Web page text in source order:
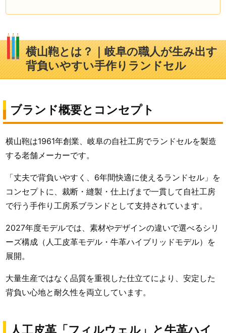
横山鞄とは？｜岐阜の職人が生み出す
背負いやすい手作りランドセル
ブランド概要とコンセプト
横山鞄は1961年創業、岐阜の自社工房でランドセルを製造
する老舗メーカーです。
「丈夫で背負いやすく、6年間快適に使えるランドセル」を
コンセプトに、裁断・縫製・仕上げまで一貫して自社工房
で行う手作り工房系ブランドとして支持されています。
2027年度モデルでは、素材やデザインの違いで選べるシリ
ーズ構成（人工皮革モデル・牛革ハイブリッドモデル）を
展開。
大量生産ではなく品質を重視した仕立てにより、安定した
背負い心地と耐久性を両立しています。
人工皮革「フィルウェル」と牛革ハイ